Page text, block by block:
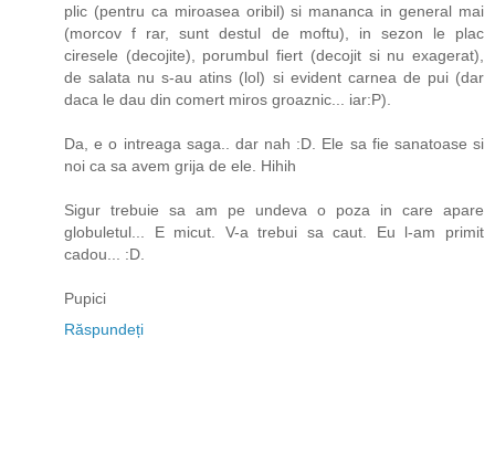
plic (pentru ca miroasea oribil) si mananca in general mai
(morcov f rar, sunt destul de moftu), in sezon le plac
ciresele (decojite), porumbul fiert (decojit si nu exagerat),
de salata nu s-au atins (lol) si evident carnea de pui (dar
daca le dau din comert miros groaznic... iar:P).
Da, e o intreaga saga.. dar nah :D. Ele sa fie sanatoase si
noi ca sa avem grija de ele. Hihih
Sigur trebuie sa am pe undeva o poza in care apare
globuletul... E micut. V-a trebui sa caut. Eu l-am primit
cadou... :D.
Pupici
Răspundeți